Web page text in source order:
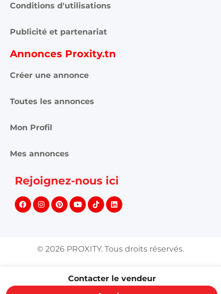
Contacter le vendeur
Conditions d'utilisations
Publicité et partenariat
Annonces Proxity.tn
Créer une annonce
Toutes les annonces
Mon Profil
Mes annonces
Rejoignez-nous ici
© 2026 PROXITY. Tous droits réservés.